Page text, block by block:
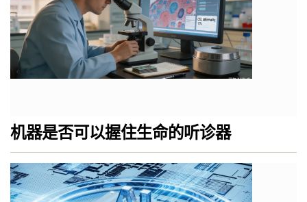
机器是否可以握住生命的听诊器